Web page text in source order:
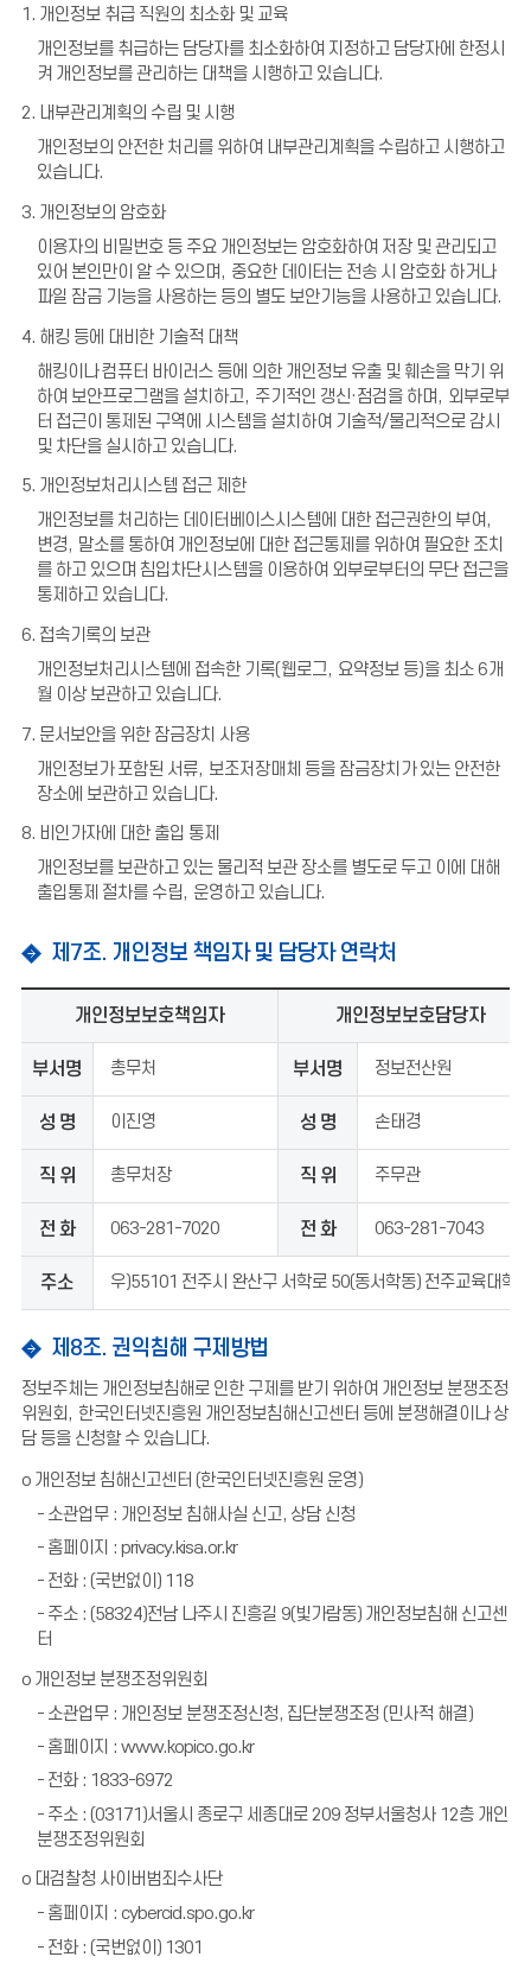
1. 개인정보 취급 직원의 최소화 및 교육
개인정보를 취급하는 담당자를 최소화하여 지정하고 담당자에 한정시
켜 개인정보를 관리하는 대책을 시행하고 있습니다.
2. 내부관리계획의 수립 및 시행
개인정보의 안전한 처리를 위하여 내부관리계획을 수립하고 시행하고
있습니다.
3. 개인정보의 암호화
이용자의 비밀번호 등 주요 개인정보는 암호화하여 저장 및 관리되고
있어 본인만이 알 수 있으며, 중요한 데이터는 전송 시 암호화 하거나
파일 잠금 기능을 사용하는 등의 별도 보안기능을 사용하고 있습니다.
4. 해킹 등에 대비한 기술적 대책
해킹이나 컴퓨터 바이러스 등에 의한 개인정보 유출 및 훼손을 막기 위
하여 보안프로그램을 설치하고, 주기적인 갱신·점검을 하며, 외부로부
터 접근이 통제된 구역에 시스템을 설치하여 기술적/물리적으로 감시
및 차단을 실시하고 있습니다.
5. 개인정보처리시스템 접근 제한
개인정보를 처리하는 데이터베이스시스템에 대한 접근권한의 부여,
변경, 말소를 통하여 개인정보에 대한 접근통제를 위하여 필요한 조치
를 하고 있으며 침입차단시스템을 이용하여 외부로부터의 무단 접근을
통제하고 있습니다.
6. 접속기록의 보관
개인정보처리시스템에 접속한 기록(웹로그, 요약정보 등)을 최소6개
월 이상 보관하고 있습니다.
7. 문서보안을 위한 잠금장치 사용
개인정보가 포함된 서류, 보조저장매체 등을 잠금장치가 있는 안전한
장소에 보관하고 있습니다.
8. 비인가자에 대한 출입 통제
개인정보를 보관하고 있는 물리적 보관 장소를 별도로 두고 이에 대해
출입통제 절차를 수립, 운영하고 있습니다.
제7조. 개인정보 책임자 및 담당자 연락처
개인정보보호책임자 개인정보보호담당자
부서명 총무처 부서명 정보전산원
성 명 이진영 성 명 손태경
직 위 총무처장 직 위 주무관
전 화 063-281-7020 전 화 063-281-7043
주소 우)55101 전주시 완산구 서학로 50(동서학동) 전주교육대학교
제8조. 권익침해 구제방법
정보주체는 개인정보침해로 인한 구제를 받기 위하여 개인정보 분쟁조정
위원회, 한국인터넷진흥원 개인정보침해신고센터 등에 분쟁해결이나 상
담 등을 신청할 수 있습니다.
o 개인정보 침해신고센터 (한국인터넷진흥원 운영)
- 소관업무 : 개인정보 침해사실 신고, 상담 신청
- 홈페이지 : privacy.kisa.or.kr
- 전화 : (국번없이) 118
- 주소 : (58324)전남 나주시 진흥길 9(빛가람동) 개인정보침해 신고센
터
o 개인정보 분쟁조정위원회
- 소관업무 : 개인정보 분쟁조정신청, 집단분쟁조정 (민사적 해결)
- 홈페이지 : www.kopico.go.kr
- 전화 : 1833-6972
- 주소 : (03171)서울시 종로구 세종대로 209 정부서울청사 12층 개인
분쟁조정위원회
o 대검찰청 사이버범죄수사단
- 홈페이지 : cybercid.spo.go.kr
- 전화 : (국번없이) 1301